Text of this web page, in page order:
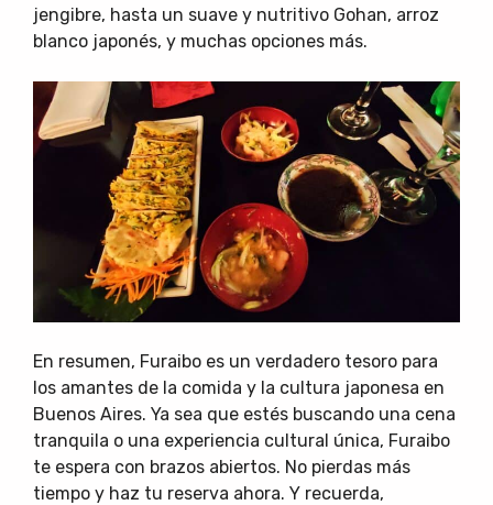
jengibre, hasta un suave y nutritivo Gohan, arroz
blanco japonés, y muchas opciones más.
En resumen, Furaibo es un verdadero tesoro para
los amantes de la comida y la cultura japonesa en
Buenos Aires. Ya sea que estés buscando una cena
tranquila o una experiencia cultural única, Furaibo
te espera con brazos abiertos. No pierdas más
tiempo y haz tu reserva ahora. Y recuerda,